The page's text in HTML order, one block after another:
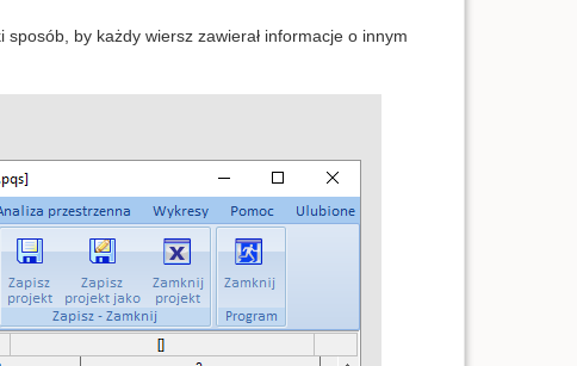
by każdy wiersz zawierał informacje o innym